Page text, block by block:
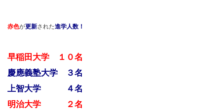
赤色が更新された進学人数！
早稲田大学 １０名
慶應義塾大学 ３名
上智大学 ４名
明治大学 ２名